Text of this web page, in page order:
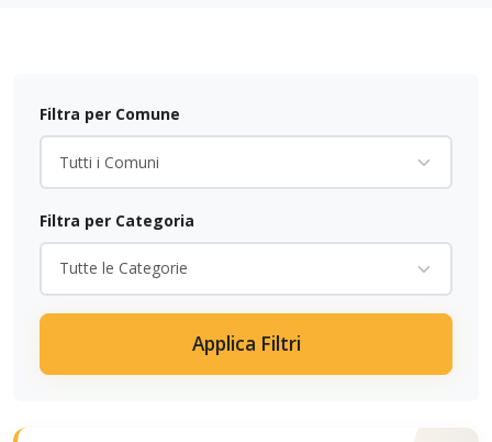
Filtra per Comune
Filtra per Categoria
Applica Filtri